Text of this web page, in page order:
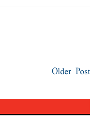
Older Post